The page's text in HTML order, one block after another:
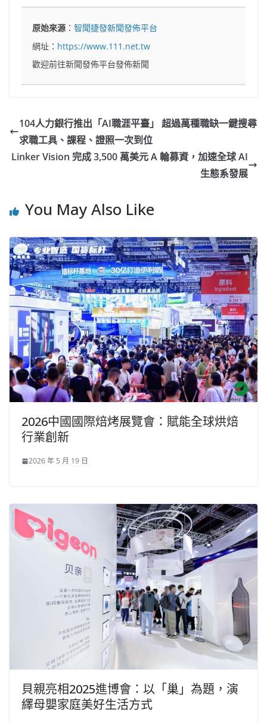
原始來源 ：智聞捷發新聞發佈平台
網址： https://www.111.net.tw
歡迎前往新聞發佈平台發佈新聞
104人力銀行推出「AI職涯平臺」 超過萬種職缺一鍵搜尋
求職工具、課程、證照一次到位
Linker Vision 完成 3,500 萬美元 A 輪募資，加速全球 AI
生態系發展
You May Also Like
2026中國國際焙烤展覽會：賦能全球烘焙
行業創新
2026 年 5 月 19 日
貝親亮相2025進博會：以「巢」為題，演
繹母嬰家庭美好生活方式